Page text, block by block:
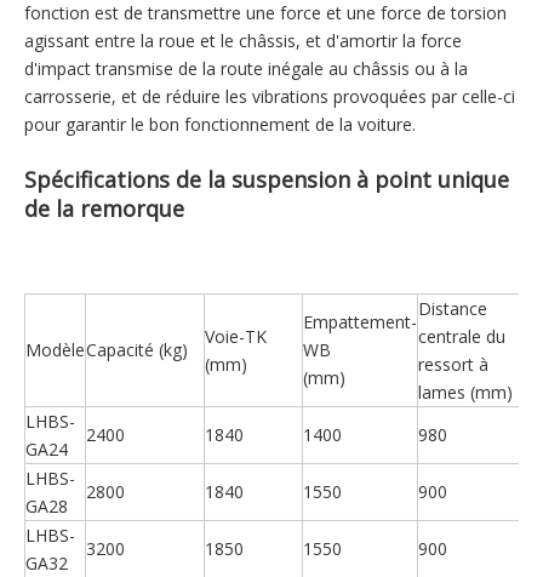
fonction est de transmettre une force et une force de torsion
agissant entre la roue et le châssis, et d'amortir la force
d'impact transmise de la route inégale au châssis ou à la
carrosserie, et de réduire les vibrations provoquées par celle-ci
pour garantir le bon fonctionnement de la voiture.
Spécifications de la suspension à point unique
de la remorque
ModèleCapacité (kg)
Voie-TK
(mm)
Empattement-
WB
(mm)
Distance
centrale du
ressort à
lames (mm)
LHBS-
GA24
2400 1840 1400
980
LHBS-
GA28
2800 1840 1550
900
LHBS-
GA32
3200 1850 1550 900